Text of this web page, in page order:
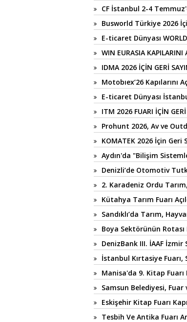
CF İstanbul 2-4
Busworld Türkiye 2026
E-ticaret Dünyası
WIN EURASIA KAPILARINI
IDMA 2026 İÇİN GERİ
Motobıex’26 Kapılarını
E-ticaret Dünyası
ITM 2026 FUARI İÇİN
Prohunt 2026, Av ve
KOMATEK 2026 İçin Geri
Aydın'da "Bilişim
Denizli’de Otomotiv
2. Karadeniz Ordu Tarım,
Kütahya Tarım Fuarı
Sandıklı’da Tarım,
Boya Sektörünün
DenizBank III. İAAF İzmir
İstanbul Kırtasiye
Manisa'da 9. Kitap
Samsun Belediyesi, Fuar
Eskişehir Kitap Fuarı
Tesbih Ve Antika Fuarı